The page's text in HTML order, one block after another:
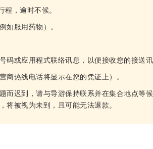
，逾时不候。
如服用药物）。
或应用程式联络讯息，以便接收您的接送讯
商热线电话将显示在您的凭证上）。
而迟到，请与导游保持联系并在集合地点等
将被视为未到，且可能无法退款。